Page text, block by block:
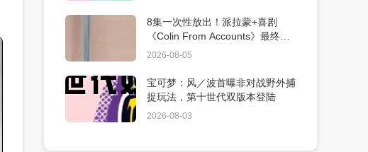
8集一次性放出！派拉蒙+喜剧
《Colin From Accounts》最终季9
月10日上线
2026-08-05
宝可梦：风／波首曝非对战野外捕
捉玩法，第十世代双版本登陆
2026-08-03